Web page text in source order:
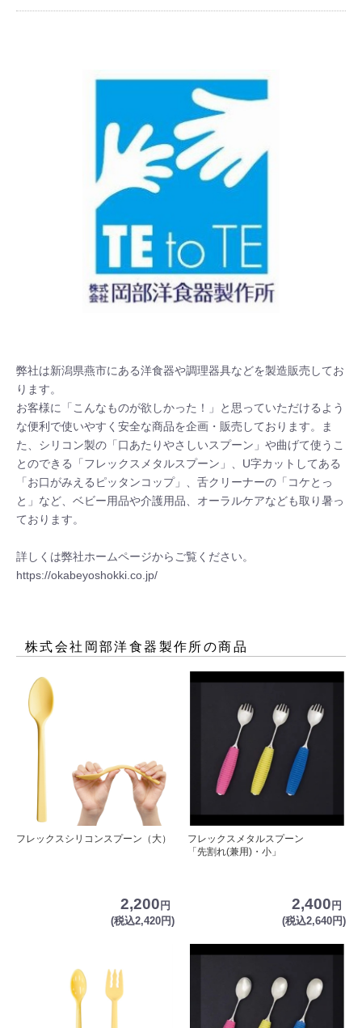
弊社は新潟県燕市にある洋食器や調理器具などを製造販売してお
ります。
お客様に「こんなものが欲しかった！」と思っていただけるよう
な便利で使いやすく安全な商品を企画・販売しております。ま
た、シリコン製の「口あたりやさしいスプーン」や曲げて使うこ
とのできる「フレックスメタルスプーン」、U字カットしてある
「お口がみえるピッタンコップ」、舌クリーナーの「コケとっ
と」など、ベビー用品や介護用品、オーラルケアなども取り暑っ
ております。
詳しくは弊社ホームページからご覧ください。
株式会社岡部洋食器製作所の商品
フレックスシリコンスプーン（大）
2,200 円
(税込2,420円)
フレックスメタルスプーン
「先割れ(兼用)・小」
2,400 円
(税込2,640円)